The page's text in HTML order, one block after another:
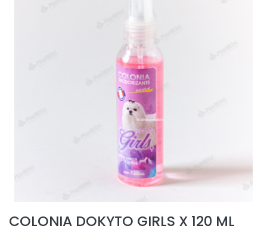
COLONIA DOKYTO GIRLS X 120 ML